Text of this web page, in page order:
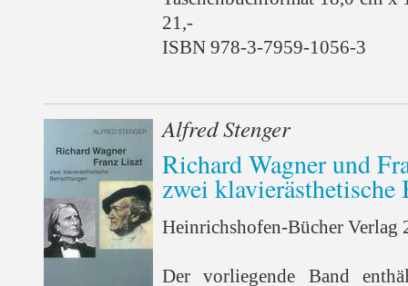
21,-
ISBN 978-3-7959-1056-3
Alfred Stenger
Richard Wagner und
zwei klavierästhetische
Heinrichshofen-Bücher Verlag
Der vorliegende Band